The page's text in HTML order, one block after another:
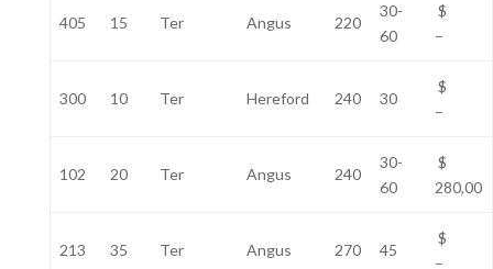
405 15 Ter Angus 220
30-
60
$
–
300 10 Ter Hereford 240 30
$
–
102 20 Ter Angus 240
30-
60
$
280,00
213 35 Ter Angus 270 45
$
–